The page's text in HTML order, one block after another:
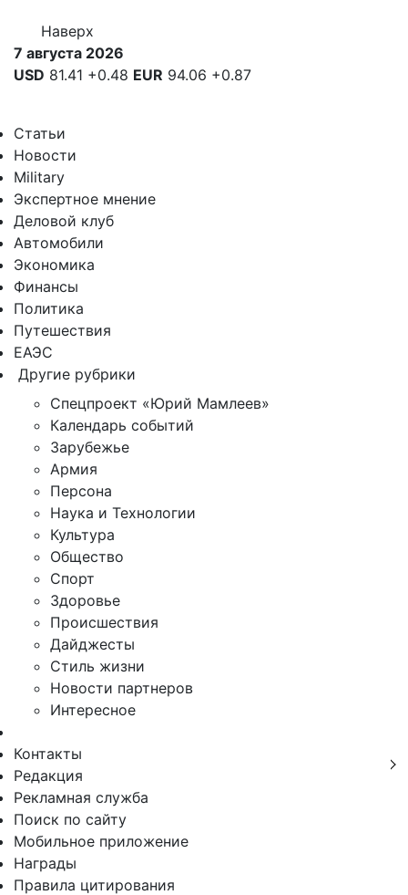
Наверх
7 августа 2026
USD 81.41 +0.48 EUR 94.06 +0.87
Статьи
Новости
Military
Экспертное мнение
Деловой клуб
Автомобили
Экономика
Финансы
Политика
Путешествия
ЕАЭС
Другие рубрики
Спецпроект «Юрий Мамлеев»
Календарь событий
Зарубежье
Армия
Персона
Наука и Технологии
Культура
Общество
Спорт
Здоровье
Происшествия
Дайджесты
Стиль жизни
Новости партнеров
Интересное
Контакты
Редакция
Рекламная служба
Поиск по сайту
Мобильное приложение
Награды
Правила цитирования